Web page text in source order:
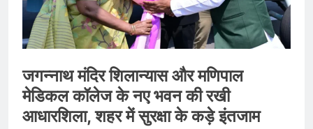
जगन्नाथ मंदिर शिलान्यास और मणिपाल
मेडिकल कॉलेज के नए भवन की रखी
आधारशिला, शहर में सुरक्षा के कड़े इंतजाम